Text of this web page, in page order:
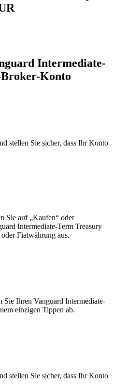
Intermediate-
Konto
stellen Sie sicher, dass Ihr Konto
Sie auf „Kaufen“ oder
Intermediate-Term Treasury
Fiatwährung aus.
Sie Ihren Vanguard Intermediate-
einzigen Tippen ab.
stellen Sie sicher, dass Ihr Konto